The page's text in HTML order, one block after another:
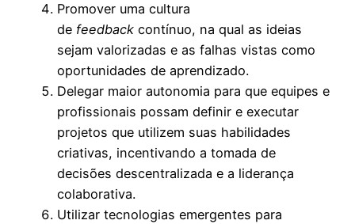
Promover uma cultura
de feedback contínuo, na qual as ideias
sejam valorizadas e as falhas vistas como
oportunidades de aprendizado.
Delegar maior autonomia para que equipes e
profissionais possam definir e executar
projetos que utilizem suas habilidades
criativas, incentivando a tomada de
decisões descentralizada e a liderança
colaborativa.
Utilizar tecnologias emergentes para